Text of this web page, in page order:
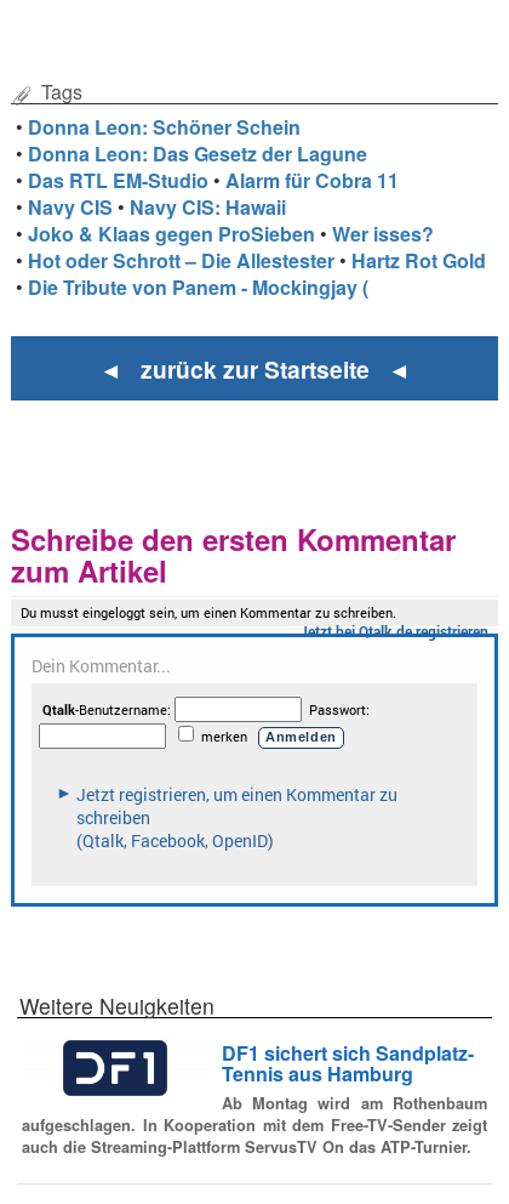
Tags
• Donna Leon: Schöner Schein
• Donna Leon: Das Gesetz der Lagune
• Das RTL EM-Studio •Alarm für Cobra 11
• Navy CIS • Navy CIS: Hawaii
•Joko & Klaas gegen ProSieben •Wer isses?
• Hot oder Schrott – Die Allestester • Hartz Rot Gold
• Die Tribute von Panem - Mockingjay (
◄ zurück zur Startseite ◄
Schreibe den ersten Kommentar
zum Artikel
Weitere Neuigkeiten
DF1 sichert sich Sandplatz-
Tennis aus Hamburg
Ab Montag wird am Rothenbaum
aufgeschlagen. In Kooperation mit dem Free-TV-Sender zeigt
auch die Streaming-Plattform ServusTV On das ATP-Turnier.